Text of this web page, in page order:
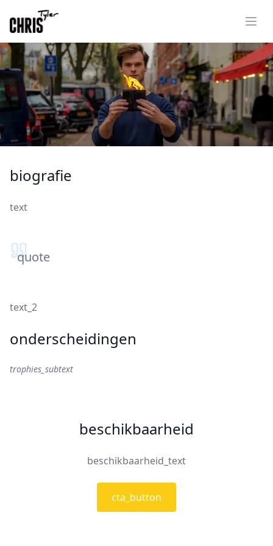
biografie
text
quote
text_2
onderscheidingen
trophies_subtext
beschikbaarheid
beschikbaarheid_text
cta_button